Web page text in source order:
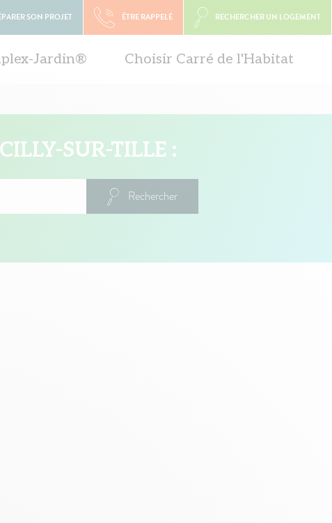
SON PROJET ÊTRE RAPPELÉ RECHERCHER UN LOGEMENT
Jardin® Choisir Carré de l'Habitat
SUR-TILLE :
Rechercher